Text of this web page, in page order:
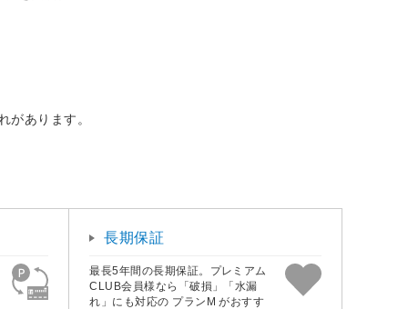
あります。
長期保証
最長5年間の長期保証。プレミアム
CLUB会員様なら「破損」「水漏
れ」にも対応の プランM がおすす